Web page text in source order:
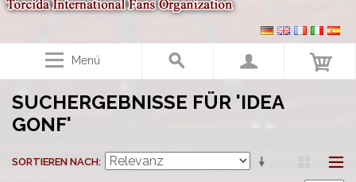
Menü
SUCHERGEBNISSE FÜR 'IDEA
GONF'
SORTIEREN NACH